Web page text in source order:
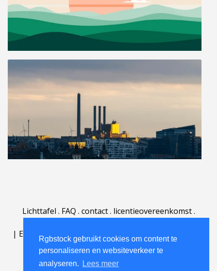
Rgbstock gebruikt cookies om content te
personaliseren en websiteverkeer te
analyseren.
Lees meer
Lichttafel . FAQ . contact. licentieovereenkomst.
| English | Deutsch Español | Português
Nederlands|